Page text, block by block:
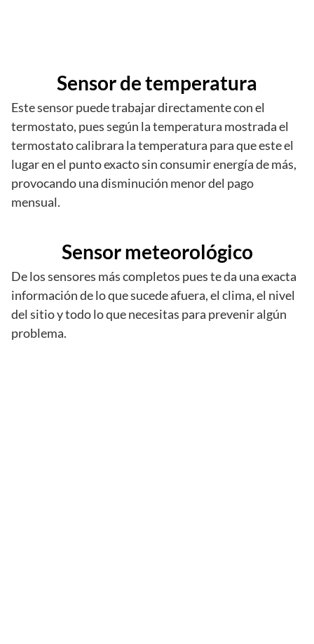
Sensor de temperatura
Este sensor puede trabajar directamente con el
termostato, pues según la temperatura mostrada el
termostato calibrara la temperatura para que este el
lugar en el punto exacto sin consumir energía de más,
provocando una disminución menor del pago
mensual.
Sensor meteorológico
De los sensores más completos pues te da una exacta
información de lo que sucede afuera, el clima, el nivel
del sitio y todo lo que necesitas para prevenir algún
problema.